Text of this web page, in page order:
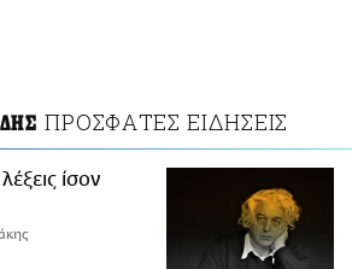
ΠΡΟΣΦΑΤΕΣ ΕΙΔΗΣΕΙΣ
ίσον